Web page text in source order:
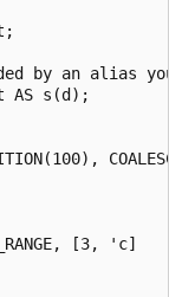
by an
t AS s(d);
[3, 'c]